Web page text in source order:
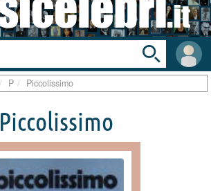
User
area
Toggle
search
bar
P Piccolissimo
Piccolissimo